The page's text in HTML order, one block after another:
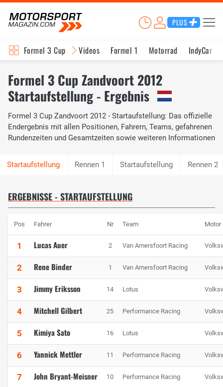
PLUS
Formel 3 Cup Videos Formel 1 Motorrad IndyCar
Formel 3 Cup Zandvoort 2012
Startaufstellung - Ergebnis
Formel 3 Cup Zandvoort 2012 - Startaufstellung: Das offizielle
Endergebnis mit allen Positionen, Fahrern, Teams, gefahrenen
Rundenzeiten und Gesamtzeiten sowie weiteren Informationen
Rennen 1 Startaufstellung Rennen 2
ERGEBNISSE - STARTAUFSTELLUNG
Pos Fahrer Nr Team Motor
1 Lucas Auer 2 Van Amersfoort Racing
2 Rene Binder 1 Van Amersfoort Racing
3 Jimmy Eriksson 14 Lotus
4 Mitchell Gilbert 25 Performance Racing
5 Kimiya Sato 16 Lotus
6 Yannick Mettler 11 Performance Racing
7 John Bryant-Meisner 10 Performance Racing